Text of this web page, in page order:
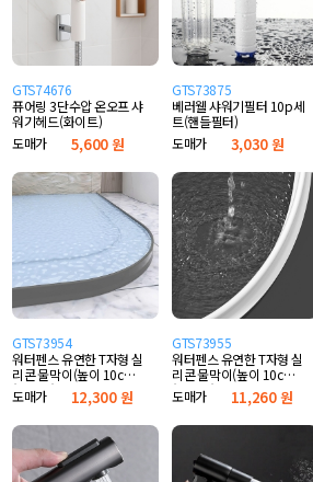
GTS74676
퓨어링 3단수압 온오프 샤
워기헤드(화이트)
도매가
5,600 원
GTS73875
베러웰 샤워기필터 10p세
트(핸들필터)
도매가
3,030 원
GTS73954
워터펜스 유연한 T자형 실
리콘 물막이(높이 10cm)
(그레이)
도매가 12,300 원
GTS73955
워터펜스 유연한 T자형 실
리콘 물막이(높이 10cm)
(화이트)
도매가 11,260 원